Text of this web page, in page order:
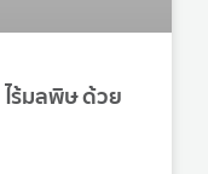
ร้มลพิษ ด้วย